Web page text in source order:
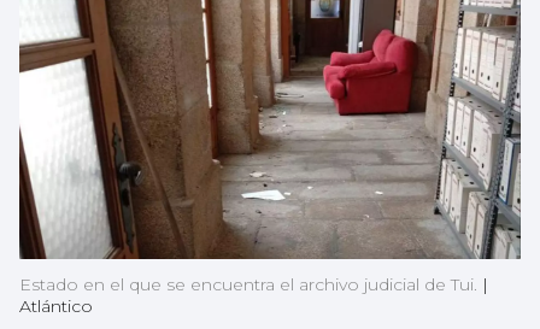
Estado en el que se encuentra el archivo judicial de Tui. |
Atlántico